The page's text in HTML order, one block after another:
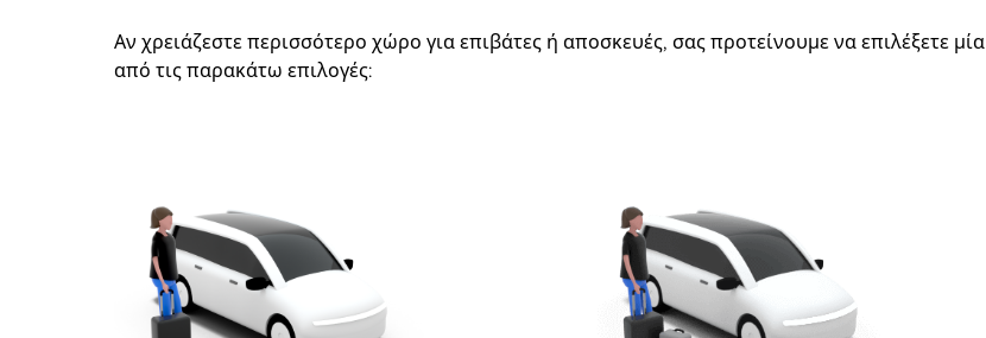
επιλέξετε
ημερομηνία.
κλείσετε
ημερολόγιο.
Αν χρειάζεστε περισσότερο χώρο για επιβάτες ή αποσκευές, σας προτείνουμε να επιλέξετε μία
από τις παρακάτω επιλογές: